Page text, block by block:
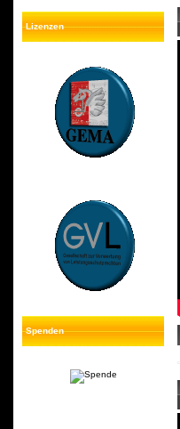
Lizenzen
Spenden